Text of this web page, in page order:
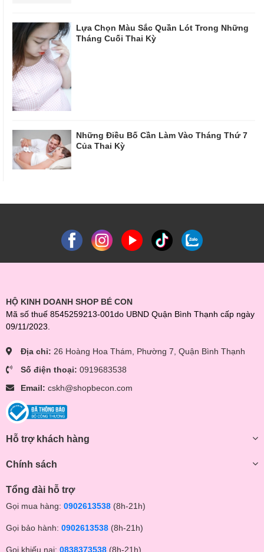
Lựa Chọn Màu Sắc Quần Lót Trong Những
Tháng Cuối Thai Kỳ
Những Điều Bố Cần Làm Vào Tháng Thứ 7
Của Thai Kỳ
HỘ KINH DOANH SHOP BÉ CON
Mã số thuế 8545259213-001do UBND Quận Bình Thạnh cấp ngày
09/11/2023.
Địa chỉ: 26 Hoàng Hoa Thám, Phường 7, Quận Bình Thạnh
Số điện thoại: 0919683538
Email: cskh@shopbecon.com
Hỗ trợ khách hàng
Chính sách
Tổng đài hỗ trợ
Gọi mua hàng: 0902613538 (8h-21h)
Gọi bảo hành: 0902613538 (8h-21h)
Gọi khiếu nại: 0838373538 (8h-21h)